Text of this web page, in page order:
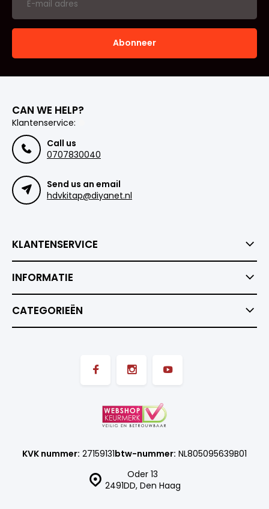
Abonneer
CAN WE HELP?
Klantenservice:
Call us
0707830040
Send us an email
hdvkitap@diyanet.nl
KLANTENSERVICE
INFORMATIE
CATEGORIEËN
Oder 13
2491DD, Den Haag
KVK nummer: 27159131btw-nummer: NL805095639B01